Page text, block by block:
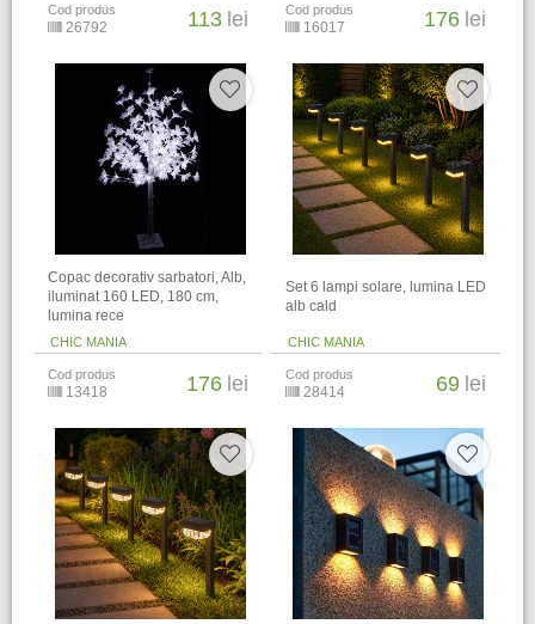
Cod produs
26792 113 lei Cod produs
16017 176 lei
Copac decorativ sarbatori, Alb,
iluminat 160 LED, 180 cm,
lumina rece
CHIC MANIA
Cod produs
13418 176 lei
Set 6 lampi solare, lumina LED
alb cald
CHIC MANIA
Cod produs
28414 69 lei